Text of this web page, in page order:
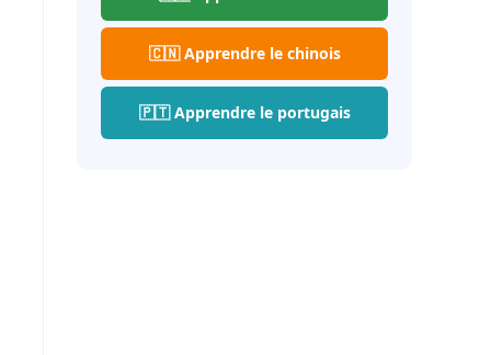
🇨🇳 Apprendre le chinois
🇵🇹 Apprendre le portugais